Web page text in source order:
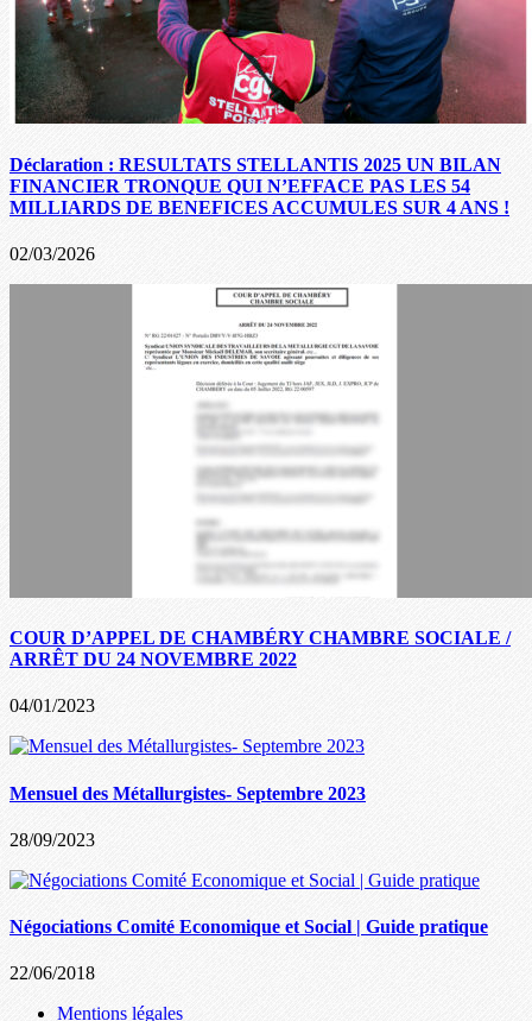
Déclaration : RESULTATS STELLANTIS 2025 UN BILAN
FINANCIER TRONQUE QUI N’EFFACE PAS LES 54
MILLIARDS DE BENEFICES ACCUMULES SUR 4 ANS !
02/03/2026
COUR D’APPEL DE CHAMBÉRY CHAMBRE SOCIALE /
ARRÊT DU 24 NOVEMBRE 2022
04/01/2023
Mensuel des Métallurgistes- Septembre 2023
28/09/2023
Négociations Comité Economique et Social | Guide pratique
22/06/2018
Mentions légales